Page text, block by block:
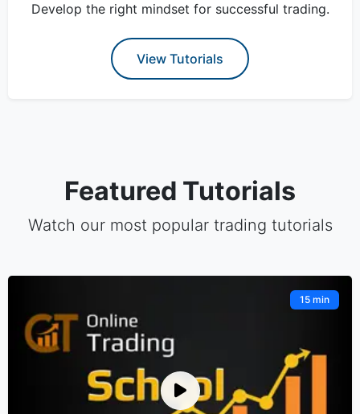
Develop the right mindset for successful trading.
View Tutorials
Featured Tutorials
Watch our most popular trading tutorials
15 min